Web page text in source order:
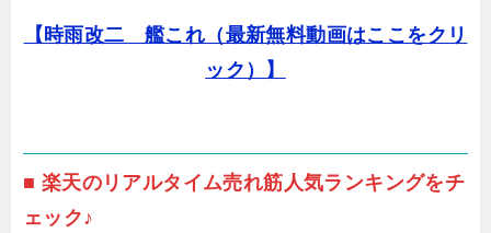
【時雨改二 艦これ（最新無料動画はここをクリ
ック）】
■ 楽天のリアルタイム売れ筋人気ランキングをチ
ェック♪